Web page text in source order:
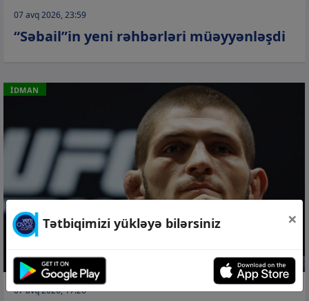
07 avq 2026, 23:59
“Səbail”in yeni rəhbərləri müəyyənləşdi
İDMAN
07 avq 2026, 17:26
Tətbiqimizi yükləyə bilərsiniz ×